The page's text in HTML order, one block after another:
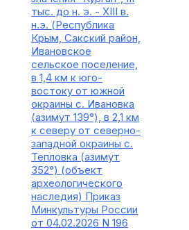
тыс. до н. э. - XIII в.
н.э. (Республика
Крым, Сакский район,
Ивановское
сельское поселение,
в 1,4 км к юго-
востоку от южной
окраины с. Ивановка
(азимут 139°), в 2,1 км
к северу от северно-
западной окраины с.
Тепловка (азимут
352°) (объект
археологического
наследия) Приказ
Минкультуры России
от 04.02.2026 N 196